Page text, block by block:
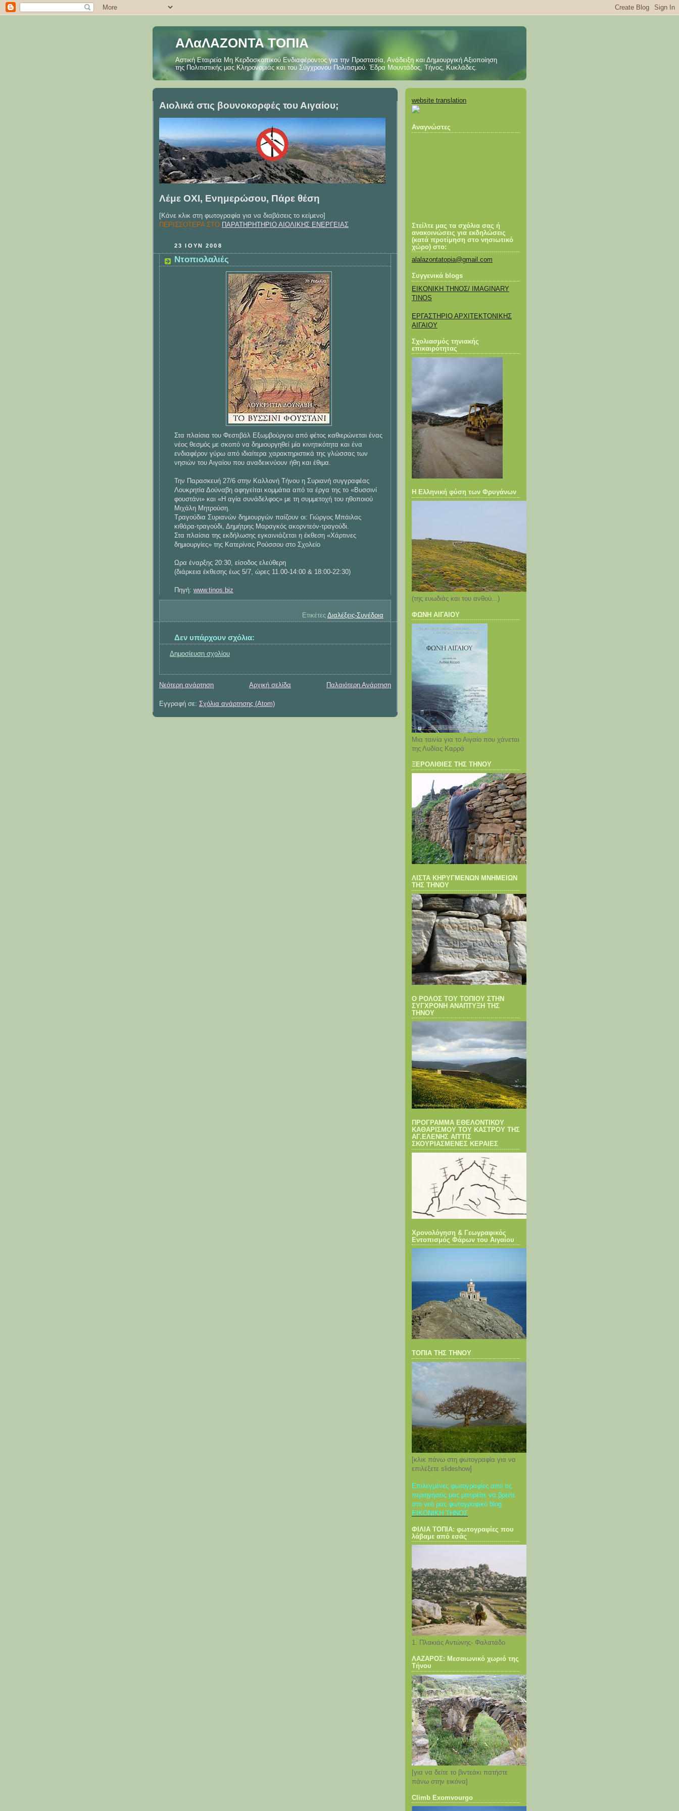
ΑΛαΛΑΖΟΝΤΑ ΤΟΠΙΑ
Αστική Εταιρεία Μη Κερδοσκοπικού Ενδιαφέροντος για την Προστασία, Ανάδειξη και Δημιουργική Αξιοποίηση
της Πολιτιστικής μας Κληρονομιάς και του Σύγχρονου Πολιτισμού. Έδρα Μουντάδος, Τήνος, Κυκλάδες.
Αιολικά στις βουνοκορφές του Αιγαίου;
Λέμε ΟΧΙ, Ενημερώσου, Πάρε θέση
[Kάνε κλικ στη φωτογραφία για να διαβάσεις το κείμενο]
ΠΕΡΙΣΣΟΤΕΡΑ ΣΤΟ ΠΑΡΑΤΗΡΗΤΗΡΙΟ ΑΙΟΛΙΚΗΣ ΕΝΕΡΓΕΙΑΣ
23 ΙΟΥΝ 2008
Ντοπιολαλιές
Στα πλαίσια του Φεστιβάλ Εξωμβούργου από φέτος καθιερώνεται ένας
νέος θεσμός με σκοπό να δημιουργηθεί μία κινητικότητα και ένα
ενδιαφέρον γύρω από ιδιαίτερα χαρακτηριστικά της γλώσσας των
νησιών του Αιγαίου που αναδεικνύουν ήθη και έθιμα.
Την Παρασκευή 27/6 στην Καλλονή Τήνου η Συριανή συγγραφέας
Λουκρητία Δούναβη αφηγείται κομμάτια από τα έργα της το «Βυσσινί
φουστάνι» και «Η αγία συνάδελφος» με τη συμμετοχή του ηθοποιού
Μιχάλη Μητρούση.
Tραγούδια Συριανών δημιουργών παίζουν οι: Γιώργος Μπάιλας
κιθάρα-τραγούδι, Δημήτρης Μαραγκός ακορντεόν-τραγούδι.
Στα πλαίσια της εκδήλωσης εγκαινιάζεται η έκθεση «Χάρτινες
δημιουργίες» της Κατερίνας Ρούσσου στο Σχολείο
Ωρα έναρξης 20:30, είσοδος ελεύθερη
(διάρκεια έκθεσης έως 5/7, ώρες 11.00-14:00 & 18:00-22:30)
Πηγή: www.tinos.biz
Ετικέτες Διαλέξεις-Συνέδρια
Δεν υπάρχουν σχόλια:
Δημοσίευση σχολίου
Νεότερη ανάρτηση Παλαιότερη Ανάρτηση
Αρχική σελίδα
Εγγραφή σε: Σχόλια ανάρτησης (Atom)
website translation
Αναγνώστες
Στείλτε μας τα σχόλια σας ή
ανακοινώσεις για εκδηλώσεις
(κατά προτίμηση στο νησιωτικό
χώρο) στο:
alalazontatopia@gmail.com
Συγγενικά blogs
EIKONIKH ΤΗΝΟΣ/ IMAGINARY
TINOS
EΡΓΑΣΤΗΡΙΟ ΑΡΧΙΤΕΚΤΟΝΙΚΗΣ
ΑΙΓΑΙΟΥ
Σχολιασμός τηνιακής
επικαιρότητας
Η Ελληνική φύση των Φρυγάνων
(της ευωδιάς και του ανθού...)
ΦΩΝΗ ΑΙΓΑΙΟΥ
Μια ταινία για το Αιγαίο που χάνεται
της Λυδίας Καρρά
ΞΕΡΟΛΙΘΙΕΣ ΤΗΣ ΤΗΝΟΥ
ΛΙΣΤΑ ΚHΡYΓΜΕΝΩΝ ΜΝΗΜΕΙΩΝ
ΤΗΣ ΤΗΝΟΥ
Ο ΡΟΛΟΣ ΤΟΥ ΤΟΠΙΟΥ ΣΤΗΝ
ΣΥΓΧΡΟΝΗ ΑΝΑΠΤΥΞΗ ΤΗΣ
ΤΗΝΟΥ
ΠΡΟΓΡΑΜΜΑ ΕΘΕΛΟΝΤΙΚΟΥ
ΚΑΘΑΡΙΣΜΟΥ ΤΟΥ ΚΑΣΤΡΟΥ ΤΗΣ
ΑΓ.ΕΛΕΝΗΣ ΑΠ'ΤΙΣ
ΣΚΟΥΡΙΑΣΜΕΝΕΣ ΚΕΡΑΙΕΣ
Χρονολόγηση & Γεωγραφικός
Εντοπισμός Φάρων του Αιγαίου
ΤΟΠΙΑ ΤΗΣ ΤΗΝΟΥ
[κλικ πάνω στη φωτογραφία για να
επιλέξετε slideshow]
Eπιλεγμένες φωτογραφίες από τις
περιηγήσεις μας μπορείτε να βρείτε
στο νεό μας φωτογραφικό blog
ΕΙΚΟΝΙΚΗ ΤΗΝΟΣ
ΦΙΛΙΑ ΤΟΠΙΑ: φωτογραφίες που
λάβαμε από εσάς
1. Πλακιάς Αντώνης- Φαλατάδο
ΛΑΖΑΡΟΣ: Μεσαιωνικό χωριό της
Τήνου
[για να δείτε το βιντεάκι πατήστε
πάνω στην εικόνα]
Climb Exomvourgo